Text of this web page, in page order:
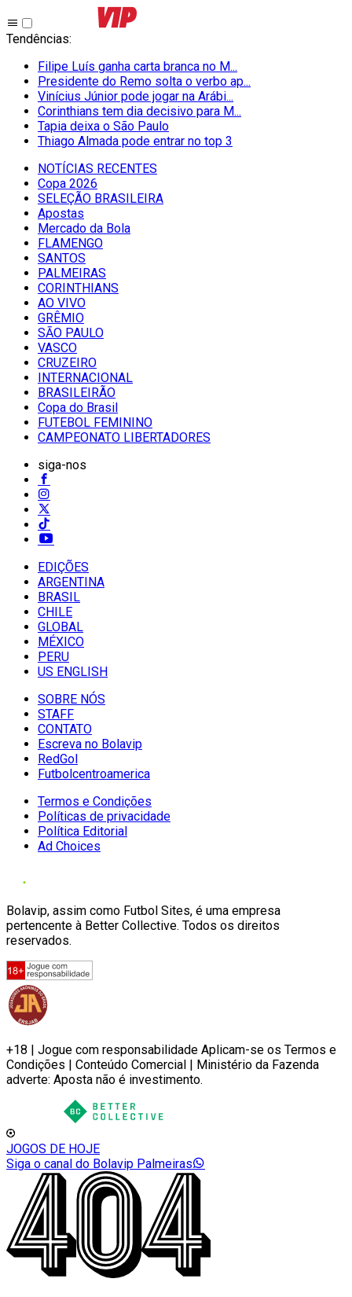
Tendências:
Filipe Luís ganha carta branca no M...
Presidente do Remo solta o verbo ap...
Vinícius Júnior pode jogar na Arábi...
Corinthians tem dia decisivo para M...
Tapia deixa o São Paulo
Thiago Almada pode entrar no top 3
NOTÍCIAS RECENTES
Copa 2026
SELEÇÃO BRASILEIRA
Apostas
Mercado da Bola
FLAMENGO
SANTOS
PALMEIRAS
CORINTHIANS
AO VIVO
GRÊMIO
SĀO PAULO
VASCO
CRUZEIRO
INTERNACIONAL
BRASILEIRÃO
Copa do Brasil
FUTEBOL FEMININO
CAMPEONATO LIBERTADORES
siga-nos
EDIÇÕES
ARGENTINA
BRASIL
CHILE
GLOBAL
MÉXICO
PERU
US ENGLISH
SOBRE NÓS
STAFF
CONTATO
Escreva no Bolavip
RedGol
Futbolcentroamerica
Termos e Condições
Políticas de privacidade
Política Editorial
Ad Choices
Bolavip, assim como Futbol Sites, é uma empresa
pertencente à Better Collective. Todos os direitos
reservados.
+18 | Jogue com responsabilidade Aplicam-se os Termos e
Condições | Conteúdo Comercial | Ministério da Fazenda
adverte: Aposta não é investimento.
JOGOS DE HOJE
Siga o canal do Bolavip Palmeiras